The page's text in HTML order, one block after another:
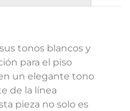
tonos blancos y
para el piso
un elegante tono
de la línea
pieza no solo es